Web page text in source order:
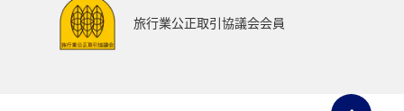
富山県 宮崎県
メジナ イギリス
旅行業公正取引協議会会員